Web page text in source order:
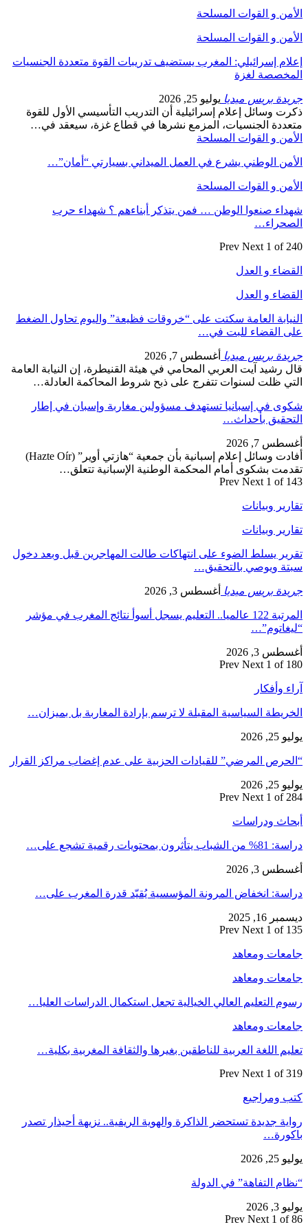
الأمن و القوات المسلحة
الأمن و القوات المسلحة
إعلام إسرائيلي: المغرب يستضيف تدريبات القوة متعددة الجنسيات
المخصصة لغزة
جريدة بريس ميديا يوليو 25, 2026
ذكرت وسائل إعلام إسرائيلية أن التدريب التأسيسي الأول للقوة
متعددة الجنسيات، المزمع نشرها في قطاع غزة، سيعقد في…
الأمن و القوات المسلحة
الأمن الوطني يشرع في العمل الميداني بسيارتي “أمان”…
الأمن و القوات المسلحة
شهداء صنعوا الوطن … فمن يتذكر أبناءهم ؟ شهداء حرب
الصحراء…
Prev Next 1 of 240
القضاء و العدل
القضاء و العدل
النيابة العامة سكتت على “خروقات فظيعة” واليوم تحاول الضغط
على القضاء للبت في…
جريدة بريس ميديا أغسطس 7, 2026
قال رشيد آيت العربي المحامي في هيئة القنيطرة، إن النيابة العامة
التي ظلت لسنوات تتفرج على ذبح شروط المحاكمة العادلة…
شكوى في إسبانيا تستهدف مسؤولين مغاربة وإسبان في إطار
التحقيق بأحداث…
أغسطس 7, 2026
أفادت وسائل إعلام إسبانية بأن جمعية “هازتي أوير” (Hazte Oír)
تقدمت بشكوى أمام المحكمة الوطنية الإسبانية تتعلق…
Prev Next 1 of 143
تقارير وبيانات
تقارير وبيانات
تقرير يسلط الضوء على انتهاكات طالت المهاجرين قبل وبعد دخول
سبتة ويوصي بالتحقيق…
جريدة بريس ميديا أغسطس 3, 2026
المرتبة 122 عالميا.. التعليم يسجل أسوأ نتائج المغرب في مؤشر
“ليغاتوم”…
أغسطس 3, 2026
Prev Next 1 of 180
آراء وأفكار
الخريطة السياسية المقبلة لا ترسم بإرادة المغاربة بل بميزان…
يوليو 25, 2026
“الحرص المرضي” للقيادات الحزبية على عدم إغضاب مراكز القرار
يوليو 25, 2026
Prev Next 1 of 284
أبحاث ودراسات
دراسة: 81% من الشباب يتأثرون بمحتويات رقمية تشجع على…
أغسطس 3, 2026
دراسة: انخفاض المرونة المؤسسية يُقيّد قدرة المغرب على…
ديسمبر 16, 2025
Prev Next 1 of 135
جامعات ومعاهد
جامعات ومعاهد
رسوم التعليم العالي الخيالية تجعل استكمال الدراسات العليا…
جامعات ومعاهد
تعليم اللغة العربية للناطقين بغيرها والثقافة المغربية بكلية…
Prev Next 1 of 319
كتب ومراجيع
رواية جديدة تستحضر الذاكرة والهوية الريفية.. نزيهة أحيذار تصدر
باكورة…
يوليو 25, 2026
“نظام التفاهة” في الدولة
يوليو 3, 2026
Prev Next 1 of 86